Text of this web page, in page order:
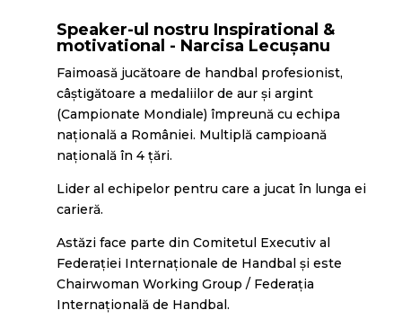
Speaker-ul nostru Inspirational &
motivational - Narcisa Lecușanu
Faimoasă jucătoare de handbal profesionist,
câștigătoare a medaliilor de aur și argint
(Campionate Mondiale) împreună cu echipa
națională a României. Multiplă campioană
națională în 4 ţări.
Lider al echipelor pentru care a jucat în lunga ei
carieră.
Astăzi face parte din Comitetul Executiv al
Federației Internaționale de Handbal şi este
Chairwoman Working Group / Federația
Internațională de Handbal.